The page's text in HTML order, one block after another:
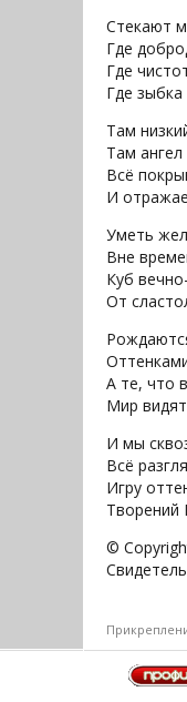
Стекают
Где
Где
Где
Там
Там
Всё
И
Уметь
Вне
Куб
От
А те, что
Мир
И мы
Всё
Игру
Творений
©